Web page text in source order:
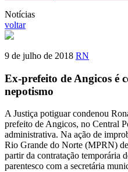
Notícias
voltar
9 de julho de 2018 RN
Ex-prefeito de Angicos é
nepotismo
A Justiça potiguar condenou
prefeito de Angicos, no Central
administrativa. Na ação de
Rio Grande do Norte (MPRN)
partir da contratação temporária
parentesco com a secretária